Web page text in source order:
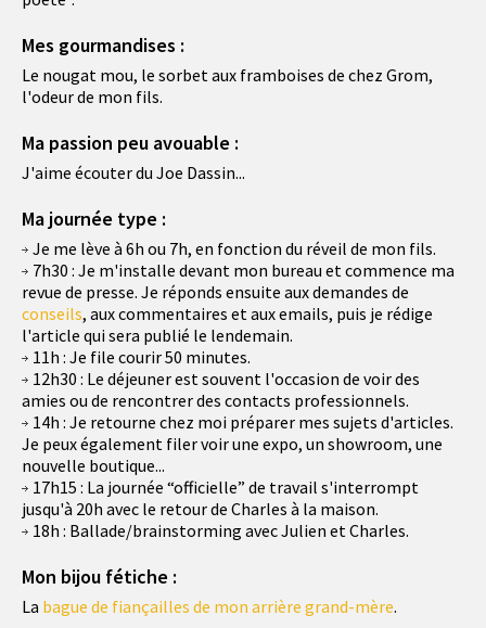
Mes gourmandises :
Le nougat mou, le sorbet aux framboises de chez Grom,
l'odeur de mon fils.
Ma passion peu avouable :
J'aime écouter du Joe Dassin...
Ma journée type :
Je me lève à 6h ou 7h, en fonction du réveil de mon fils.
7h30 : Je m'installe devant mon bureau et commence ma
revue de presse. Je réponds ensuite aux demandes de
conseils, aux commentaires et aux emails, puis je rédige
l'article qui sera publié le lendemain.
11h : Je file courir 50 minutes.
12h30 : Le déjeuner est souvent l'occasion de voir des
amies ou de rencontrer des contacts professionnels.
14h : Je retourne chez moi préparer mes sujets d'articles.
Je peux également filer voir une expo, un showroom, une
nouvelle boutique...
17h15 : La journée “officielle” de travail s'interrompt
jusqu'à 20h avec le retour de Charles à la maison.
18h : Ballade/brainstorming avec Julien et Charles.
Mon bijou fétiche :
La bague de fiançailles de mon arrière grand-mère.